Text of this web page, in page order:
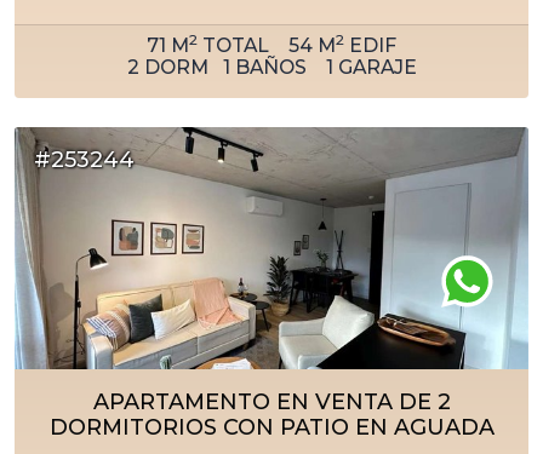
71 M2 TOTAL 54 M2 EDIF
2 DORM 1 BAÑOS 1 GARAJE
#253244
APARTAMENTO EN VENTA DE 2
DORMITORIOS CON PATIO EN AGUADA